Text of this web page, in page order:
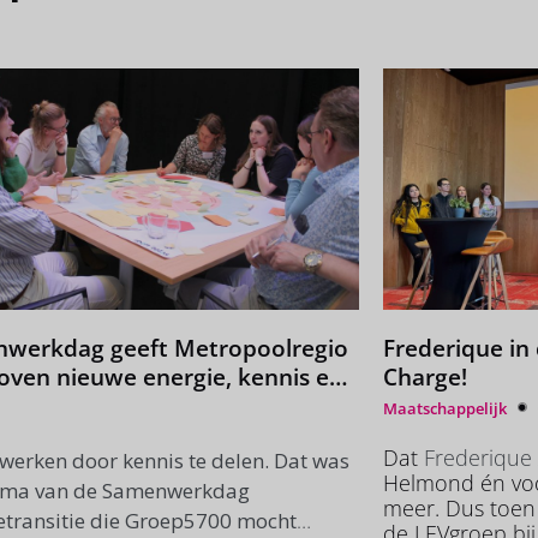
geeft Metropoolregio
nieuwe energie, kennis en
door kennis te delen. Dat was
van de Samenwerkdag
die Groep5700 mocht
Frederique in
Charge!
Maatschappelijk
Dat Frederique
Helmond én
meer. Dus